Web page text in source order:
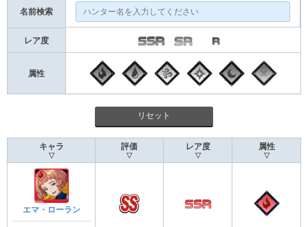
名前検索
レア度
属性
リセット
キャラ
▽
評価
▽
レア度
▽
属性
▽
エマ・ローラン